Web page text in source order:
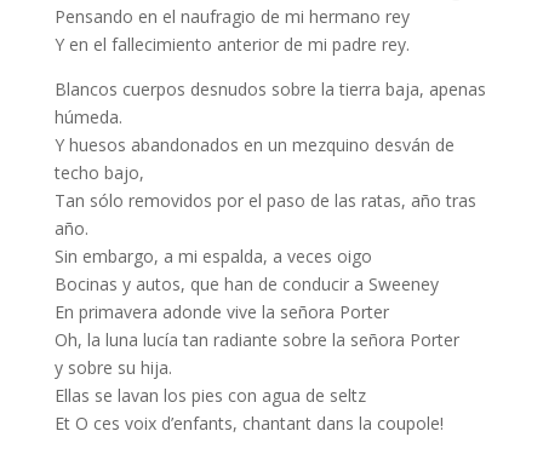
Pensando en el naufragio de mi hermano rey
Y en el fallecimiento anterior de mi padre rey.
Blancos cuerpos desnudos sobre la tierra baja, apenas
húmeda.
Y huesos abandonados en un mezquino desván de
techo bajo,
Tan sólo removidos por el paso de las ratas, año tras
año.
Sin embargo, a mi espalda, a veces oigo
Bocinas y autos, que han de conducir a Sweeney
En primavera adonde vive la señora Porter
Oh, la luna lucía tan radiante sobre la señora Porter
y sobre su hija.
Ellas se lavan los pies con agua de seltz
Et O ces voix d’enfants, chantant dans la coupole!